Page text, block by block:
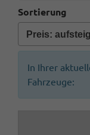
Sortierung
In Ihrer
Fahrzeuge: